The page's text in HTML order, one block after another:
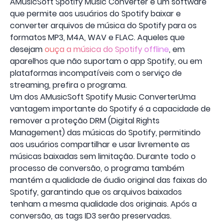
que permite aos usuários do Spotify baixar e
converter arquivos de música do Spotify para os
formatos MP3, M4A, WAV e FLAC. Aqueles que
desejamouça a música do Spotify offline, em
aparelhos que não suportam o app Spotify, ou em
plataformas incompatíveis com o serviço de
streaming, prefira o programa.
Um dos AMusicSoft Spotify Music ConverterUma
vantagem importante do Spotify é a capacidade de
remover a proteção DRM (Digital Rights
Management) das músicas do Spotify, permitindo
aos usuários compartilhar e usar livremente as
músicas baixadas sem limitação. Durante todo o
processo de conversão, o programa também
mantém a qualidade de áudio original das faixas do
Spotify, garantindo que os arquivos baixados
tenham a mesma qualidade dos originais. Após a
conversão, as tags ID3 serão preservadas.